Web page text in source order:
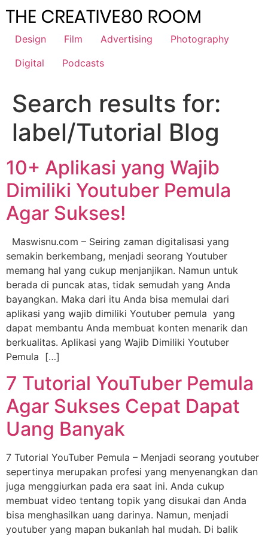
Skip
content
Design Film Advertising
Photography
Digital
Podcasts
Search results for:
label/Tutorial Blog
10+ Aplikasi yang Wajib
Dimiliki Youtuber Pemula
Agar Sukses!
Maswisnu.com – Seiring zaman digitalisasi yang
semakin berkembang, menjadi seorang Youtuber
memang hal yang cukup menjanjikan. Namun untuk
berada di puncak atas, tidak semudah yang Anda
bayangkan. Maka dari itu Anda bisa memulai dari
aplikasi yang wajib dimiliki Youtuber pemula yang
dapat membantu Anda membuat konten menarik dan
berkualitas. Aplikasi yang Wajib Dimiliki Youtuber
Pemula […]
7 Tutorial YouTuber Pemula
Agar Sukses Cepat Dapat
Uang Banyak
7 Tutorial YouTuber Pemula – Menjadi seorang youtuber
sepertinya merupakan profesi yang menyenangkan dan
juga menggiurkan pada era saat ini. Anda cukup
membuat video tentang topik yang disukai dan Anda
bisa menghasilkan uang darinya. Namun, menjadi
youtuber yang mapan bukanlah hal mudah. Di balik